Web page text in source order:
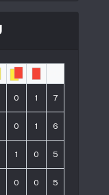
0 1 7
0 1 6
1 0 5
0 0 5